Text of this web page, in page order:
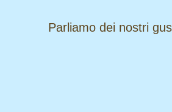
​​​​​​​Parliamo dei nostri